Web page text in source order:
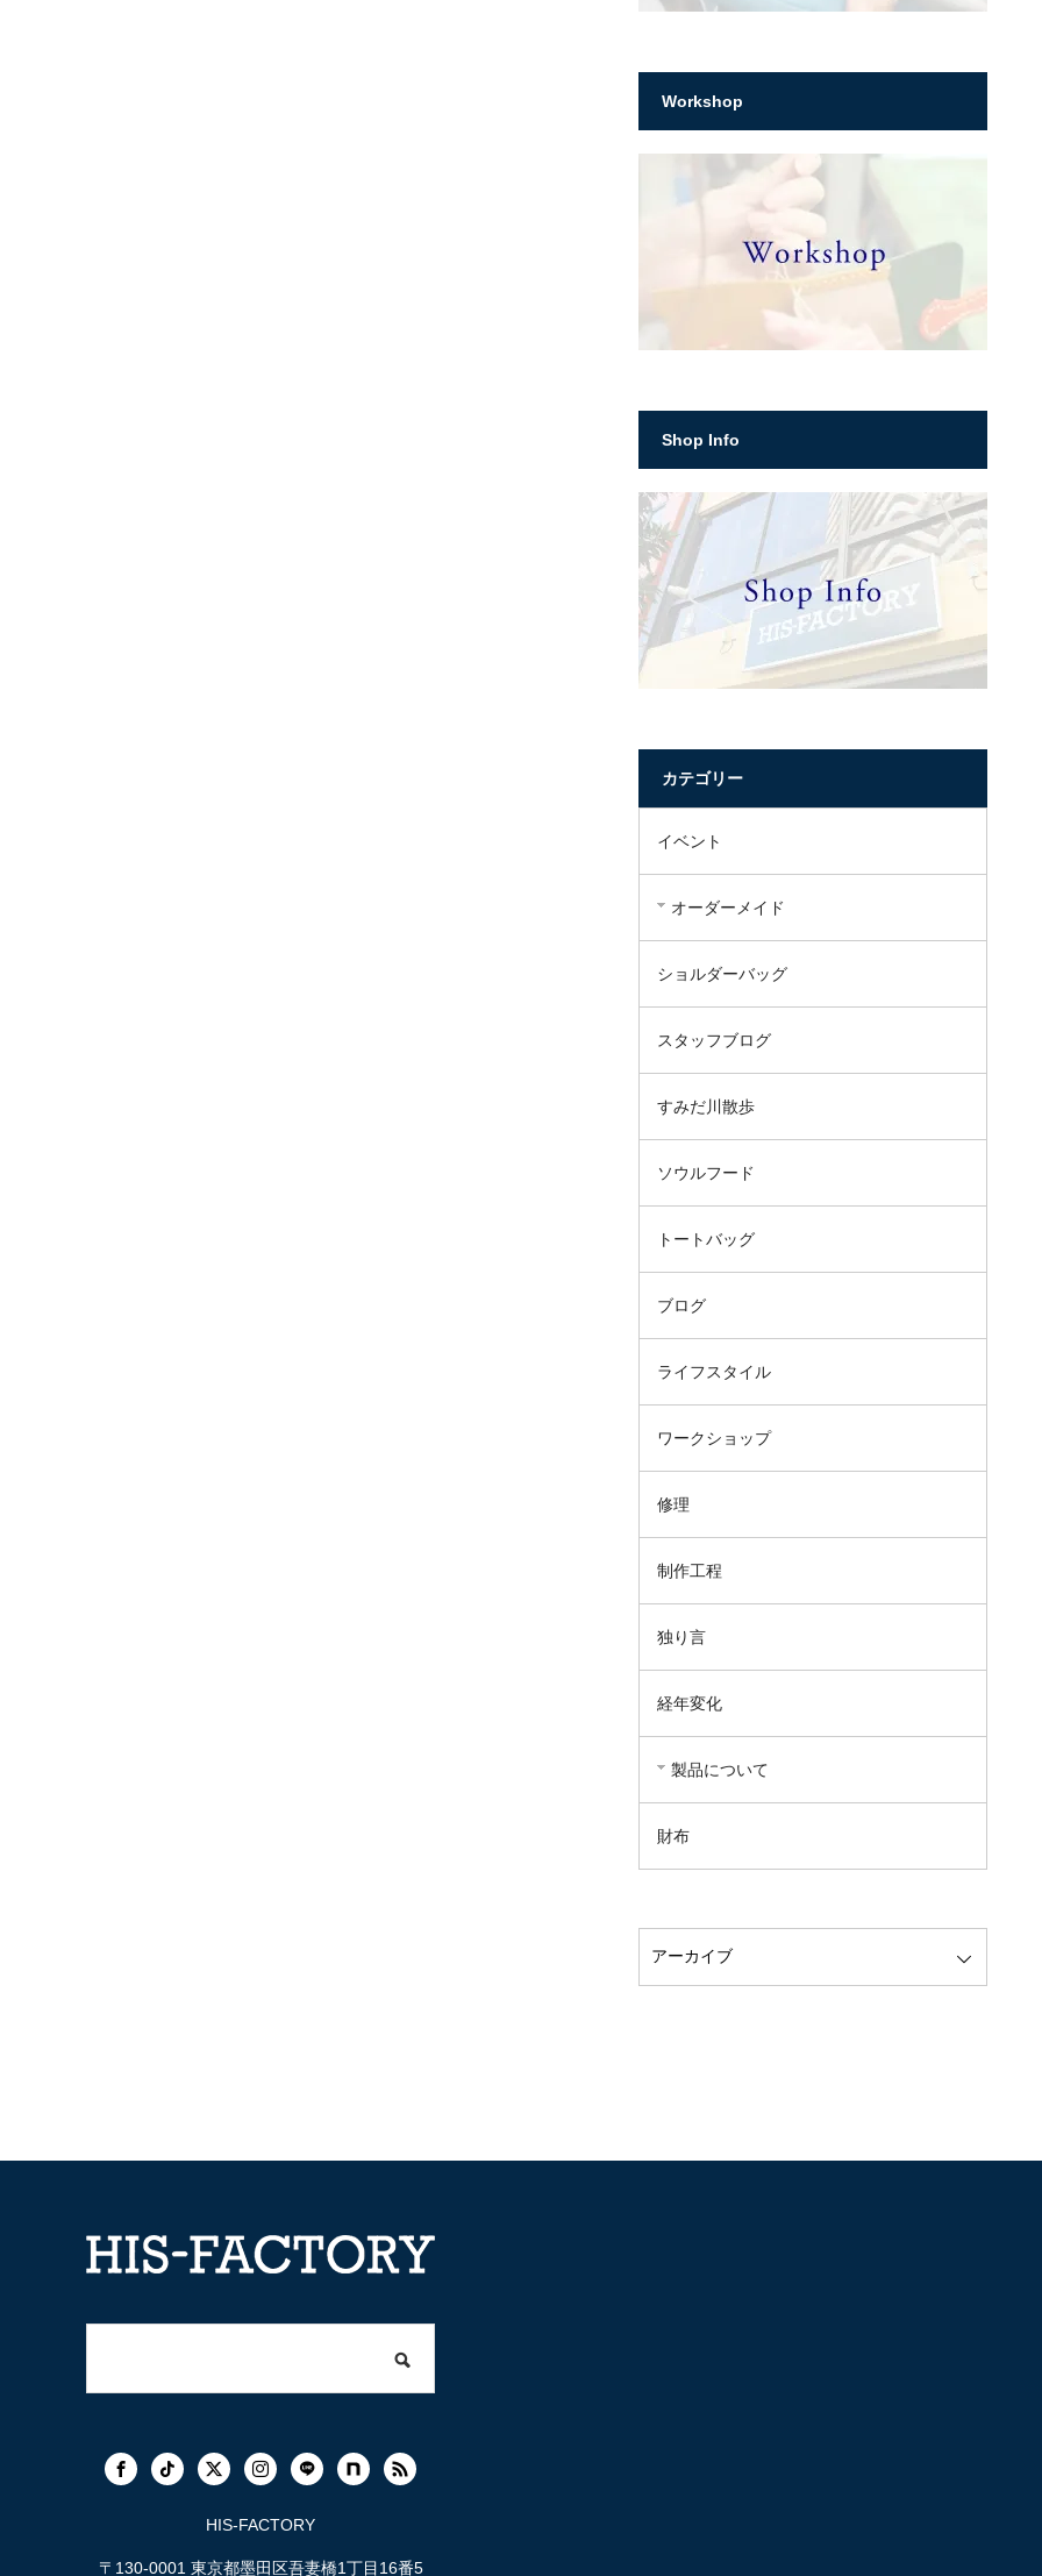
Workshop
Shop Info
カテゴリー
イベント
オーダーメイド
ショルダーバッグ
スタッフブログ
すみだ川散歩
ソウルフード
トートバッグ
ブログ
ライフスタイル
ワークショップ
修理
制作工程
独り言
経年変化
製品について
財布
HIS-FACTORY
〒130-0001 東京都墨田区吾妻橋1丁目16番5